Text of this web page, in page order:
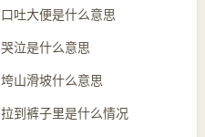
口吐大便是什么意思
哭泣是什么意思
垮山滑坡什么意思
拉到裤子里是什么情况